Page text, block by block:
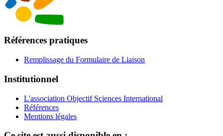
Références pratiques
Remplissage du Formulaire de Liaison
Institutionnel
L'association Objectif Sciences International
Références
Mentions légales